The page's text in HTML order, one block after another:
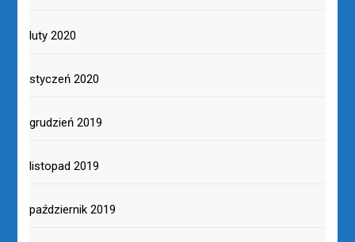
luty 2020
styczeń 2020
grudzień 2019
listopad 2019
październik 2019